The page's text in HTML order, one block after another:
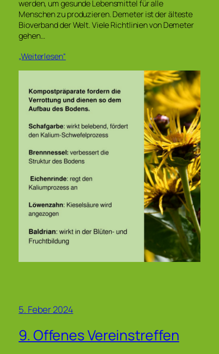
werden, um gesunde Lebensmittel für alle
Menschen zu produzieren. Demeter ist der älteste
Bioverband der Welt. Viele Richtlinien von Demeter
gehen…
„Weiterlesen“
5. Feber 2024
9. Offenes Vereinstreffen